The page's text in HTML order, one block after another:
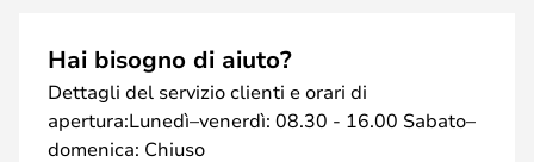
Hai bisogno di aiuto?
Dettagli del servizio clienti e orari di
apertura:Lunedì–venerdì: 08.30 - 16.00 Sabato–
domenica: Chiuso